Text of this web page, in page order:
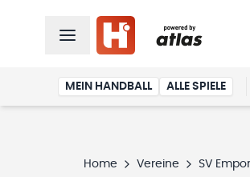
MEIN HANDBALL ALLE SPIELE
Home Vereine SV